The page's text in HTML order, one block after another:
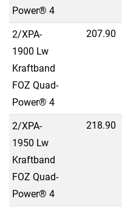
Power® 4
2/XPA-
1900 Lw
Kraftband
FOZ Quad-
Power® 4
207.90
2/XPA-
1950 Lw
Kraftband
FOZ Quad-
Power® 4
218.90